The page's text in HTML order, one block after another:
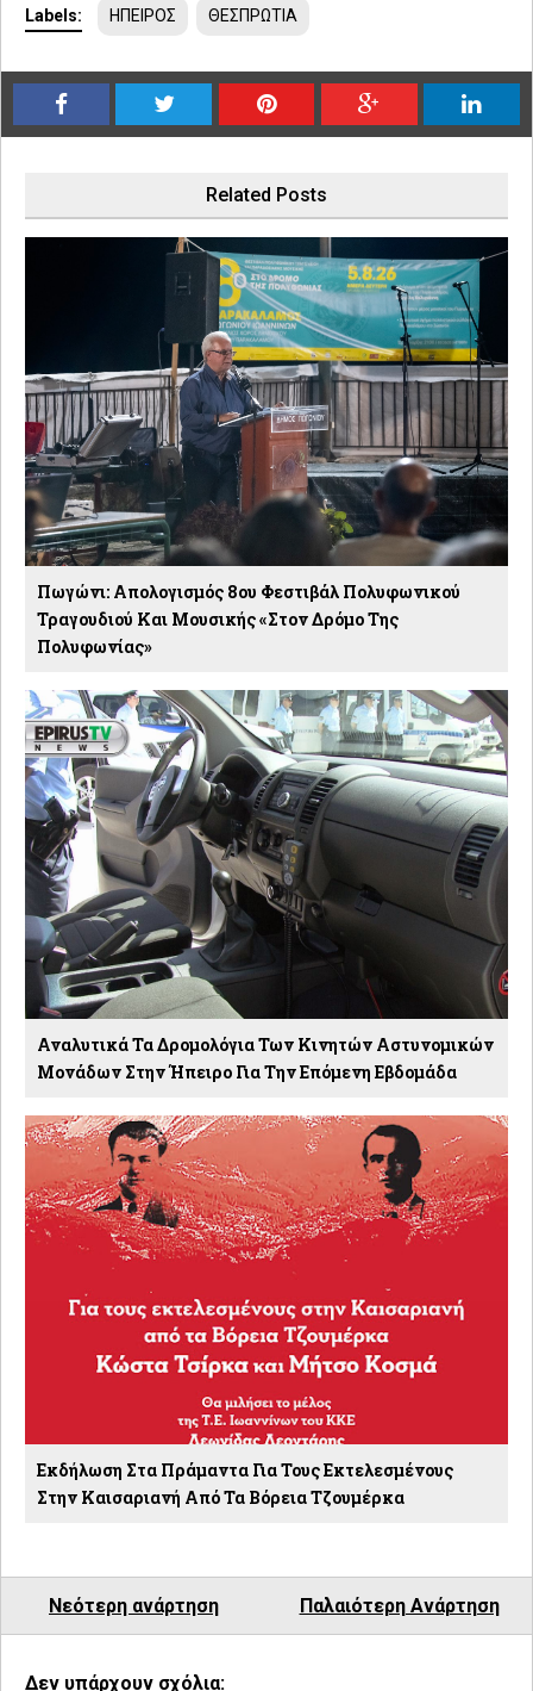
Labels: ΗΠΕΙΡΟΣ ΘΕΣΠΡΩΤΙΑ
Related Posts
Πωγώνι: Απολογισμός 8ου Φεστιβάλ Πολυφωνικού
Τραγουδιού Και Μουσικής «Στον Δρόμο Της
Πολυφωνίας»
Αναλυτικά Τα Δρομολόγια Των Κινητών Αστυνομικών
Μονάδων Στην Ήπειρο Για Την Επόμενη Εβδομάδα
Εκδήλωση Στα Πράμαντα Για Τους Εκτελεσμένους
Στην Καισαριανή Από Τα Βόρεια Τζουμέρκα
Νεότερη ανάρτηση Παλαιότερη Ανάρτηση
Δεν υπάρχουν σχόλια: